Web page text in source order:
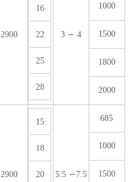
2900
16
22
25
28
3 ∽ 4
1000
1500
1800
2000
2900
15
18
20 5.5 ∽7.5
685
1000
1500